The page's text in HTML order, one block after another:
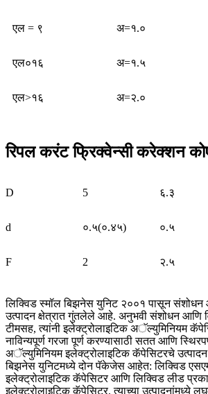
एल = ९ अ=१.०
एल०१६ अ=१.५
एल>१६ अ=२.०
रिपल करंट फ्रिक्वेन्सी करेक्शन
D 5 ६.३
d ०.५(०.४५) ०.५
F 2 २.५
लिक्विड स्मॉल बिझनेस युनिट २००१ पासून
उत्पादन क्षेत्रात गुंतलेले आहे. अनुभवी संशोधन आणि
टीमसह, त्यांनी इलेक्ट्रोलाइटिक अॅल्युमिनियम
नाविन्यपूर्ण गरजा पूर्ण करण्यासाठी सतत आणि
अॅल्युमिनियम इलेक्ट्रोलाइटिक कॅपेसिटरचे
बिझनेस युनिटमध्ये दोन पॅकेजेस आहेत: लिक्विड
इलेक्ट्रोलाइटिक कॅपेसिटर आणि लिक्विड लीड
इलेक्ट्रोलाइटिक कॅपेसिटर. त्याच्या उत्पादनांमध्ये